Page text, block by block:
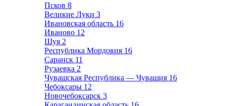
Псков 8
Великие Луки 3
Ивановская область 16
Иваново 12
Шуя 2
Республика Мордовия 16
Саранск 11
Рузаевка 2
Чувашская Республика — Чувашия 16
Чебоксары 12
Новочебоксарск 3